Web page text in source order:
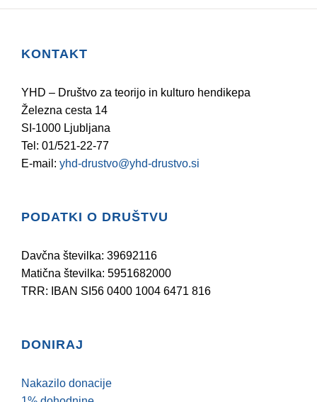
KONTAKT
YHD – Društvo za teorijo in kulturo hendikepa
Železna cesta 14
SI-1000 Ljubljana
Tel: 01/521-22-77
E-mail: yhd-drustvo@yhd-drustvo.si
PODATKI O DRUŠTVU
Davčna številka: 39692116
Matična številka: 5951682000
TRR: IBAN SI56 0400 1004 6471 816
DONIRAJ
Nakazilo donacije